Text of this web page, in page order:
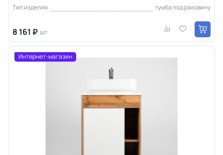
Тип изделия
тумба под раковину
8 161 ₽ шт
Интернет-магазин